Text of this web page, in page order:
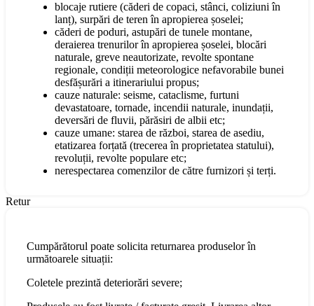
blocaje rutiere (căderi de copaci, stânci, coliziuni în
lanț), surpări de teren în apropierea șoselei;
căderi de poduri, astupări de tunele montane,
deraierea trenurilor în apropierea șoselei, blocări
naturale, greve neautorizate, revolte spontane
regionale, condiții meteorologice nefavorabile bunei
desfășurări a itinerariului propus;
cauze naturale: seisme, cataclisme, furtuni
devastatoare, tornade, incendii naturale, inundații,
deversări de fluvii, părăsiri de albii etc;
cauze umane: starea de război, starea de asediu,
etatizarea forțată (trecerea în proprietatea statului),
revoluții, revolte populare etc;
nerespectarea comenzilor de către furnizori și terți.
Retur
Cumpărătorul poate solicita returnarea produselor în
următoarele situații:
Coletele prezintă deteriorări severe;